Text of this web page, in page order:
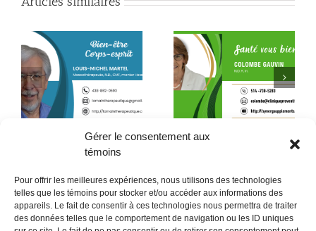
Gérer le consentement aux
témoins
Pour offrir les meilleures expériences, nous utilisons des technologies
telles que les témoins pour stocker et/ou accéder aux informations des
appareils. Le fait de consentir à ces technologies nous permettra de traiter
des données telles que le comportement de navigation ou les ID uniques
Ne rien faire quelques
minutes par jour ?
Une peau en santé en
10 étapes